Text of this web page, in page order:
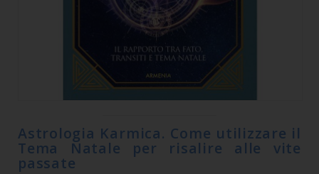
Astrologia Karmica. Come utilizzare il
Tema Natale per risalire alle vite
passate